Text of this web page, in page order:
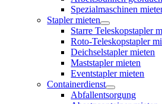
Spezialmaschinen
Stapler mieten
Starre Teleskopstapler
Roto-Teleskopstapler
Deichselstapler mieten
Maststapler mieten
Eventstapler mieten
Containerdienst
Abfallentsorgung